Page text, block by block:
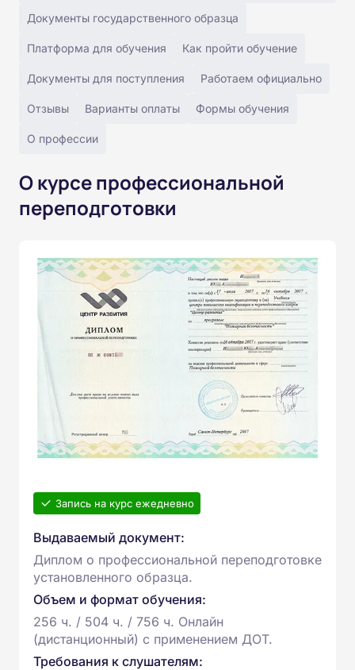
Документы государственного образца
Платформа для обучения Как пройти обучение
Документы для поступления Работаем официально
Отзывы Варианты оплаты Формы обучения
О профессии
О курсе профессиональной
переподготовки
Запись на курс ежедневно
Выдаваемый документ:
Диплом о профессиональной переподготовке
установленного образца.
Объем и формат обучения:
256 ч. / 504 ч. / 756 ч. Онлайн
(дистанционный) с применением ДОТ.
Требования к слушателям: